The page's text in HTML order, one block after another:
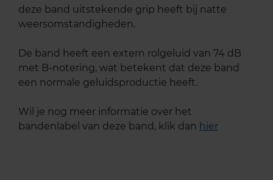
deze band uitstekende grip heeft bij natte
weersomstandigheden.
De band heeft een extern rolgeluid van 74 dB
met B-notering, wat betekent dat deze band
een normale geluidsproductie heeft.
Wil je nog meer informatie over het
bandenlabel van deze band, klik dan hier